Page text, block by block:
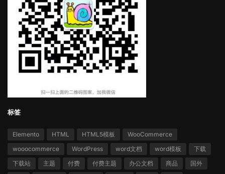
标签
Elemento HTML HTML5模板
WooCommerce
wooocommerce
WordPress word文档 word模板
下载
下载站
主题 付费 付费主题 办公文档 商品
国外